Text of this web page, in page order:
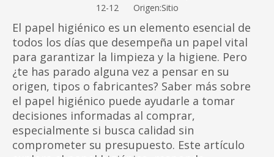
12-12 Origen:Sitio
El papel higiénico es un elemento esencial de
todos los días que desempeña un papel vital
para garantizar la limpieza y la higiene. Pero
¿te has parado alguna vez a pensar en su
origen, tipos o fabricantes? Saber más sobre
el papel higiénico puede ayudarle a tomar
decisiones informadas al comprar,
especialmente si busca calidad sin
comprometer su presupuesto. Este artículo